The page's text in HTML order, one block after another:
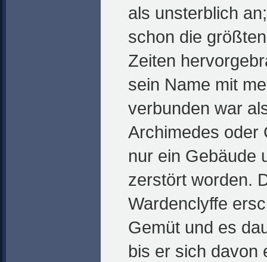
als unsterblich
schon die
Zeiten
sein Name mit
verbunden war
Archimedes oder
nur ein Gebäude
zerstört worden.
Wardenclyffe
Gemüt und es
bis er sich davon